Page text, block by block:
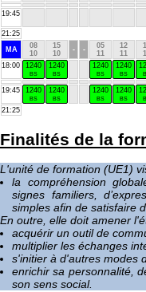
19:45
21:25
MA
08
10
15
10
- -
05
11
12
11
18:00
1240
BS
1240
BS
1240
BS
1240
BS
19:45 1240
BS
1240
BS
1240
BS
1240
BS
21:25
Finalités de la
L'unité de formation (UE1)
la compréhension
signes familiers,
simples afin de satisfaire
En outre, elle doit amener
acquérir un outil de
multiplier les échanges
s'initier à d'autres modes
enrichir sa personnalité,
son sens social.